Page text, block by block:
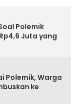
Polemik
Juta yang
Polemik, Warga
ke